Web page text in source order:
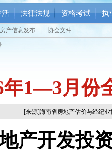
活 法律法规 资格考试 执
房产信息发布 协会文件
年1—3月份
[来源]海南省房地产估价与经纪
产开发投